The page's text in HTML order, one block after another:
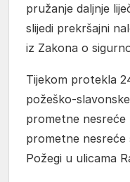
pružanje daljnje
slijedi prekršajni
iz Zakona o
Tijekom protekla
požeško-
prometne
prometne
Požegi u ulicama